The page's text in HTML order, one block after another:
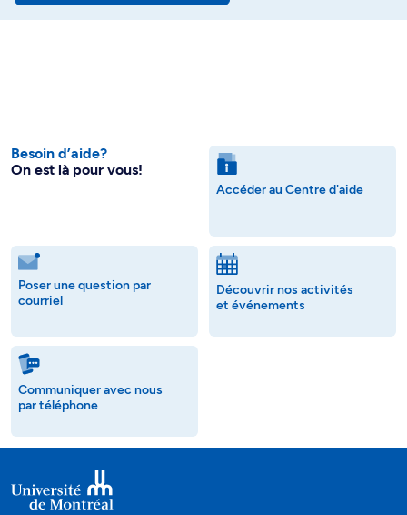
Besoin d’aide?
On est là pour vous!
Accéder au Centre d'aide
Poser une question par
courriel
Découvrir nos activités
et événements
Communiquer avec nous
par téléphone